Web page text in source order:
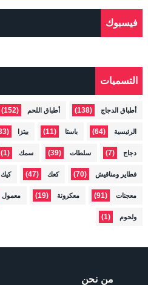
فيسبوك
التسميات
أطباق الدجاج (138) أطباق اللحم (152)
الرئيسية (64) باستا (11) بيتزا (33)
دجاج (7) سلطات (39) سمك (1)
فطاير ومناقيش (70) كعك (47) كيك
معجنات (91) معكرونة (19) معمول
ولحوم (1)
من نحن